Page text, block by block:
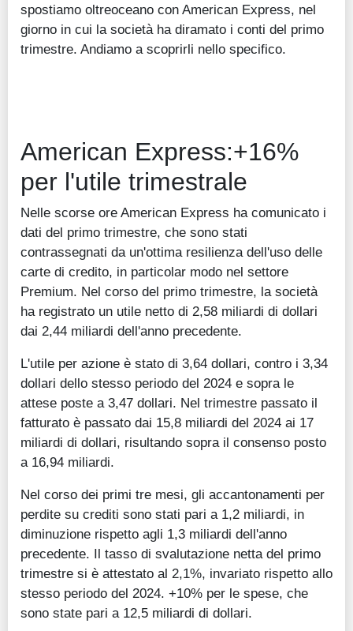
spostiamo oltreoceano con American Express, nel
giorno in cui la società ha diramato i conti del primo
trimestre. Andiamo a scoprirli nello specifico.
American Express:+16%
per l'utile trimestrale
Nelle scorse ore American Express ha comunicato i
dati del primo trimestre, che sono stati
contrassegnati da un'ottima resilienza dell'uso delle
carte di credito, in particolar modo nel settore
Premium. Nel corso del primo trimestre, la società
ha registrato un utile netto di 2,58 miliardi di dollari
dai 2,44 miliardi dell'anno precedente.
L'utile per azione è stato di 3,64 dollari, contro i 3,34
dollari dello stesso periodo del 2024 e sopra le
attese poste a 3,47 dollari. Nel trimestre passato il
fatturato è passato dai 15,8 miliardi del 2024 ai 17
miliardi di dollari, risultando sopra il consenso posto
a 16,94 miliardi.
Nel corso dei primi tre mesi, gli accantonamenti per
perdite su crediti sono stati pari a 1,2 miliardi, in
diminuzione rispetto agli 1,3 miliardi dell'anno
precedente. Il tasso di svalutazione netta del primo
trimestre si è attestato al 2,1%, invariato rispetto allo
stesso periodo del 2024. +10% per le spese, che
sono state pari a 12,5 miliardi di dollari.